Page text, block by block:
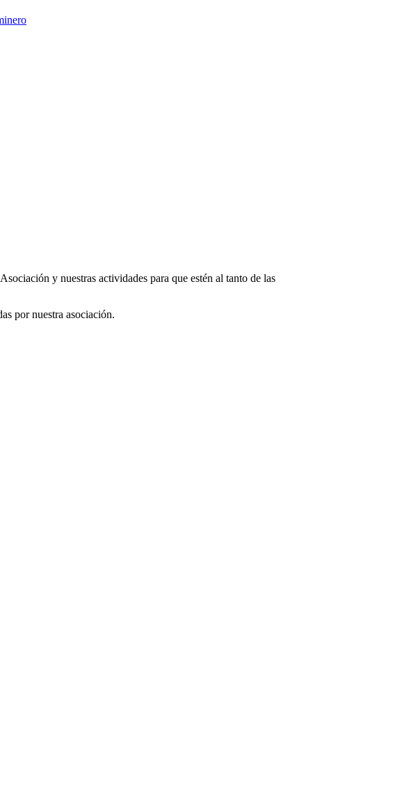
y nuestras actividades para que estén al tanto de las
por nuestra asociación.